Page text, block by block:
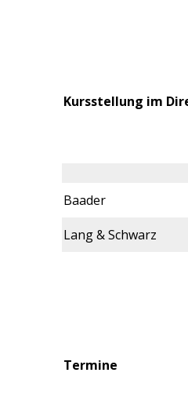
Kursstellung im
Baader
Lang & Schwarz
Termine